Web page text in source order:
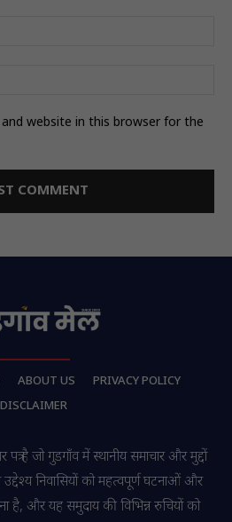
website in this browser for the
ABOUT US
PRIVACY POLICY
DISCLAIMER
है जो गुडगाँव में स्थानीय समाचार और मुद्दों
निवासियों को महत्वपूर्ण घटनाओं और
है, और यह समुदाय की विभिन्न रुचियों को